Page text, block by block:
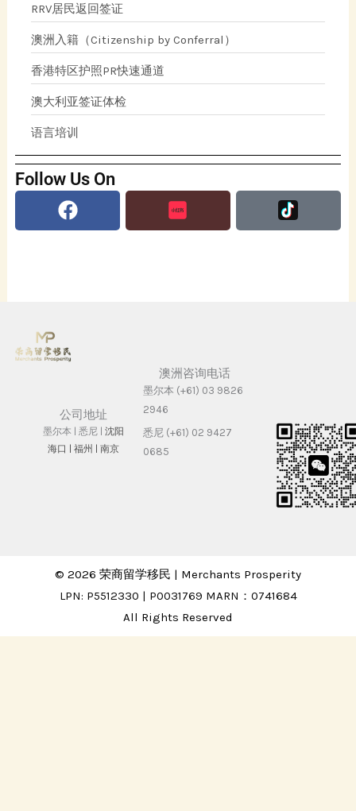
RRV居民返回签证
澳洲入籍（Citizenship by Conferral）
香港特区护照PR快速通道
澳大利亚签证体检
语言培训
Follow Us On
Facebook
公司地址
墨尔本 | 悉尼 | 沈阳
海⼝ | 福州 | 南京
澳洲咨询电话
墨尔本 (+61) 03 9826
2946
悉尼 (+61) 02 9427
0685
© 2026 荣商留学移民 | Merchants Prosperity
LPN: P5512330 | P0031769 MARN：0741684
All Rights Reserved